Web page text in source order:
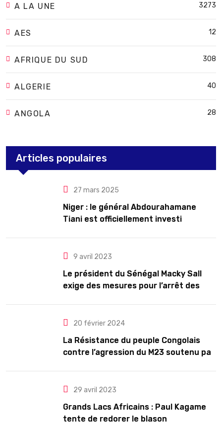
A LA UNE 3273
AES 12
AFRIQUE DU SUD 308
ALGERIE 40
ANGOLA 28
Articles populaires
27 mars 2025
Niger : le général Abdourahamane
Tiani est officiellement investi
9 avril 2023
Le président du Sénégal Macky Sall
exige des mesures pour l’arrêt des
20 février 2024
La Résistance du peuple Congolais
contre l’agression du M23 soutenu par
29 avril 2023
Grands Lacs Africains : Paul Kagame
tente de redorer le blason